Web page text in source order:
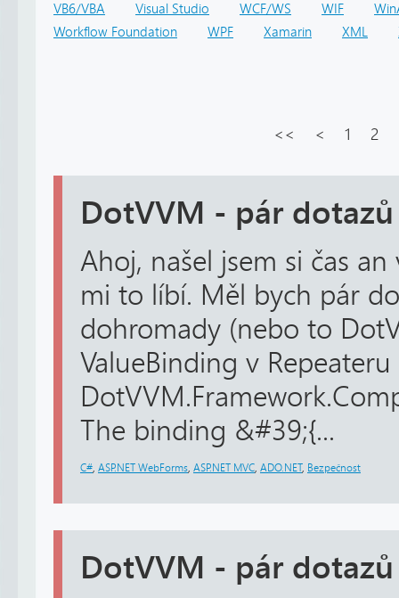
VB6/VBA
Visual Studio WCF/WS WIF
Workflow Foundation
WPF Xamarin XML
<< < 1 2
DotVVM - pár dotazů
Ahoj, našel jsem si čas
mi to líbí. Měl bych pár
dohromady (nebo to
ValueBinding v
The binding &#39;{...
C# ASP.NET WebForms ASP.NET MVC ADO.NET, Bezpečnost
DotVVM - pár dotazů